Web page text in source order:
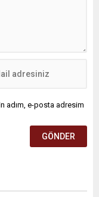
adım, e-posta adresim